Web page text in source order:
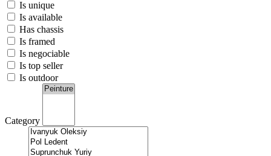
Is unique
Is available
Has chassis
Is framed
Is negociable
Is top seller
Is outdoor
Category